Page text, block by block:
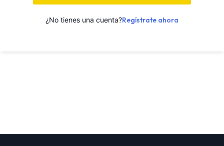
¿No tienes una cuenta?Regístrate ahora